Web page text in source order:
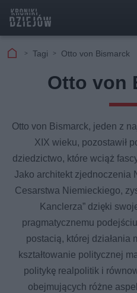
Tagi Otto von Bismarck
Otto von
Otto von Bismarck, jeden z
XIX wieku, pozostawił
dziedzictwo, które wciąż
Jako architekt zjednoczenia
Cesarstwa Niemieckiego,
Kanclerza” dzięki
pragmatycznemu
postacią, której działania
kształtowanie politycznej
politykę realpolitik i
obejmujących różne